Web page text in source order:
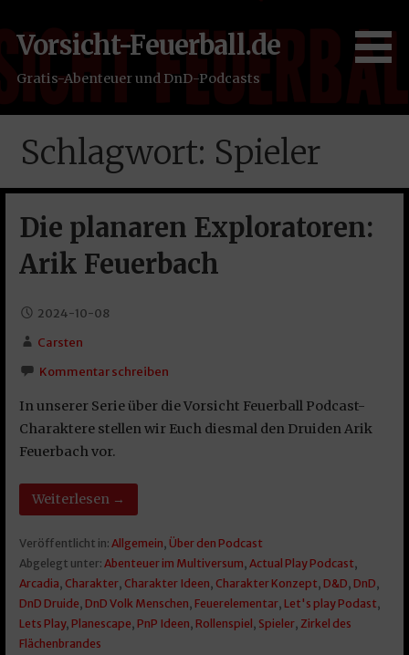
Inhalt
springen
Vorsicht-Feuerball.de
Gratis-Abenteuer und DnD-Podcasts
Schlagwort: Spieler
Die planaren Exploratoren:
Arik Feuerbach
2024-10-08
Carsten
Kommentar schreiben
In unserer Serie über die Vorsicht Feuerball Podcast-
Charaktere stellen wir Euch diesmal den Druiden Arik
Feuerbach vor.
Weiterlesen →
Veröffentlicht in: Allgemein Über den Podcast
Abgelegt unter: Abenteuer im Multiversum Actual Play Podcast
Arcadia Charakter, Charakter Ideen Charakter Konzept D&D DnD
DnD Druide DnD Volk Menschen Feuerelementar, Let's play Podast
Lets Play, Planescape PnP Ideen Rollenspiel Spieler, Zirkel des
Flächenbrandes